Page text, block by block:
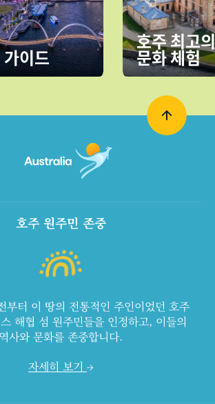
이드
호주 최고
문화 체험
호주 원주민 존중
부터 이 땅의 전통적인 주인이었던 호주
해협 섬 원주민들을 인정하고, 이들의
역사와 문화를 존중합니다.
자세히 보기